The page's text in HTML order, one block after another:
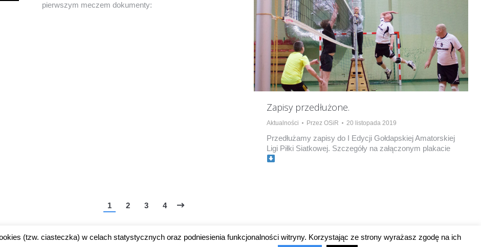
pierwszym meczem dokumenty:
Zapisy przedłużone.
Aktualności Przez OSiR 20 listopada 2019
Przedłużamy zapisy do I Edycji Gołdapskiej Amatorskiej
Ligi Piłki Siatkowej. Szczegóły na załączonym plakacie
1 2 3 4
(tzw. ciasteczka) w celach statystycznych oraz podniesienia funkcjonalności witryny. Korzystając ze strony wyrażasz zgodę na ich